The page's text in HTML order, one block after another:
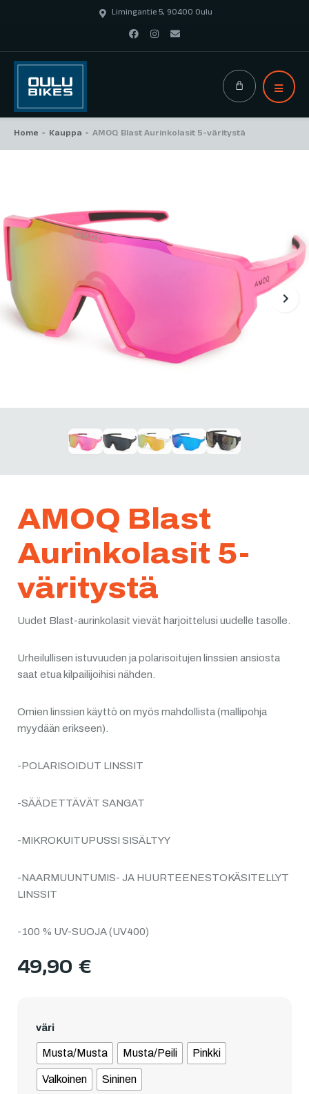
Limingantie 5, 90400 Oulu
Home > Kauppa > AMOQ Blast Aurinkolasit 5-väritystä
AMOQ Blast
Aurinkolasit 5-
väritystä
Uudet Blast-aurinkolasit vievät harjoittelusi uudelle tasolle.
Urheilullisen istuvuuden ja polarisoitujen linssien ansiosta
saat etua kilpailijoihisi nähden.
Omien linssien käyttö on myös mahdollista (mallipohja
myydään erikseen).
-POLARISOIDUT LINSSIT
-SÄÄDETTÄVÄT SANGAT
-MIKROKUITUPUSSI SISÄLTYY
-NAARMUUNTUMIS- JA HUURTEENESTOKÄSITELLYT
LINSSIT
-100 % UV-SUOJA (UV400)
49,90 €
väri
Musta/Musta Musta/Peili Pinkki
Valkoinen Sininen